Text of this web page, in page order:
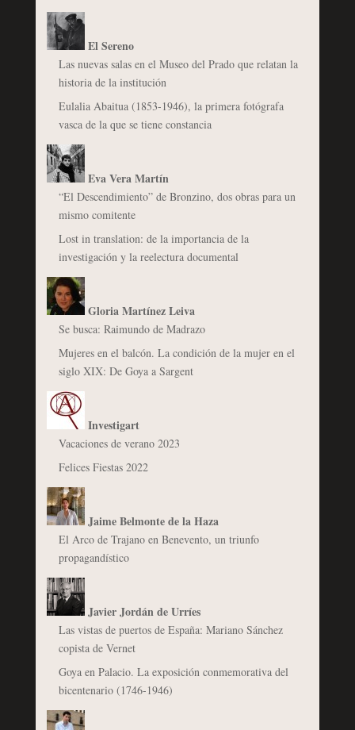
El Sereno
Las nuevas salas en el Museo del Prado que relatan la
historia de la institución
Eulalia Abaitua (1853-1946), la primera fotógrafa
vasca de la que se tiene constancia
Eva Vera Martín
“El Descendimiento” de Bronzino, dos obras para un
mismo comitente
Lost in translation: de la importancia de la
investigación y la reelectura documental
Gloria Martínez Leiva
Se busca: Raimundo de Madrazo
Mujeres en el balcón. La condición de la mujer en el
siglo XIX: De Goya a Sargent
Investigart
Vacaciones de verano 2023
Felices Fiestas 2022
Jaime Belmonte de la Haza
El Arco de Trajano en Benevento, un triunfo
propagandístico
Javier Jordán de Urríes
Las vistas de puertos de España: Mariano Sánchez
copista de Vernet
Goya en Palacio. La exposición conmemorativa del
bicentenario (1746-1946)